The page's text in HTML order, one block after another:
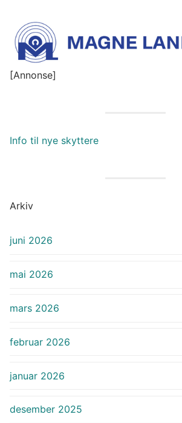
[Annonse]
Info til nye skyttere
Arkiv
juni 2026
mai 2026
mars 2026
februar 2026
januar 2026
desember 2025